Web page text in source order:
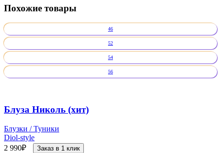
Похожие товары
46
52
54
56
Блуза Николь (хит)
Блузки / Туники
Diol-style
2 990₽ Заказ в 1 клик